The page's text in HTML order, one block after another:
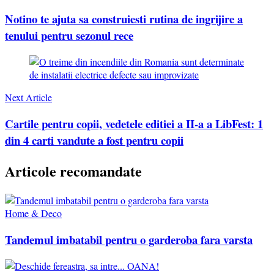
Notino te ajuta sa construiesti rutina de ingrijire a
tenului pentru sezonul rece
Next Article
Cartile pentru copii, vedetele editiei a II-a a LibFest: 1
din 4 carti vandute a fost pentru copii
Articole recomandate
Home & Deco
Tandemul imbatabil pentru o garderoba fara varsta